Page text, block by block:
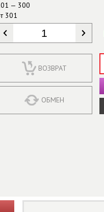
— 300
301
КОЛИЧЕСТВО*
ВОЗВРАТ
ОБМЕН